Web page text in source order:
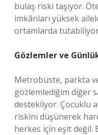
bulaş riski taşıyor.
imkânları yüksek
ortamlarda
Gözlemler ve
Metrobüste, parkta
gözlemlediğim diğer
destekliyor. Çocuklu
riskini düşünerek
herkes için eşit değil.